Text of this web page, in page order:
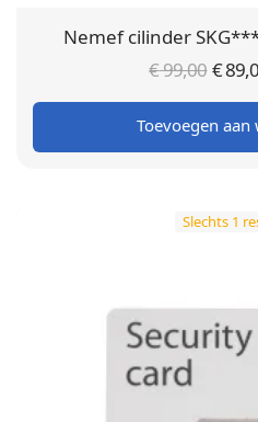
Nemef cilinder
€99,00€
Toevoegen
Slechts 1